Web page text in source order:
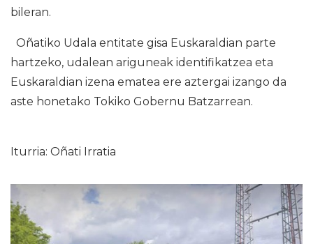
bileran.
Oñatiko Udala entitate gisa Euskaraldian parte
hartzeko, udalean ariguneak identifikatzea eta
Euskaraldian izena ematea ere aztergai izango da
aste honetako Tokiko Gobernu Batzarrean.
Iturria: Oñati Irratia